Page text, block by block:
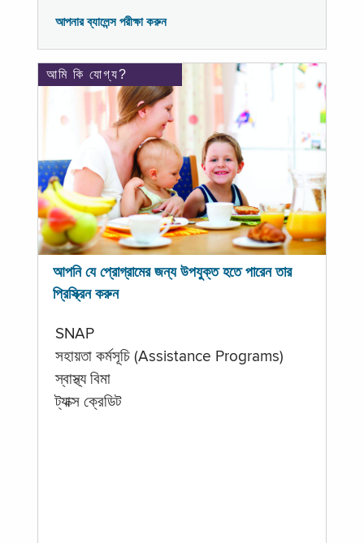
আপনার ব্যালেন্স পরীক্ষা করুন
আমি কি যোগ্য?
আপনি যে প্রোগ্রামের জন্য উপযুক্ত হতে পারেন তার
প্রিস্ক্রিন করুন
SNAP
সহায়তা কর্মসূচি (Assistance Programs)
স্বাস্থ্য বিমা
ট্যাক্স ক্রেডিট